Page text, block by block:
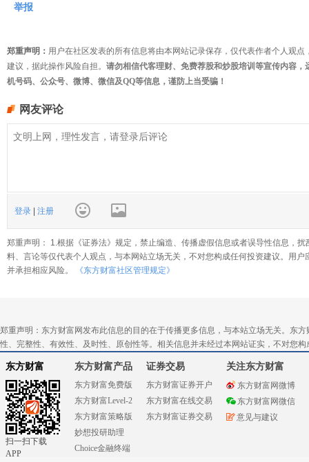
举报
郑重声明： 用户在社区发表的所有信息将由本网站记录保存，仅代表作者个人观
建议，据此操作风险自担。 请勿相信代客理财、免费荐股和炒股培训等宣传内容
机号码、公众号、微博、微信及QQ等信息，谨防上当受骗！
网友评论
登录 | 注册
郑重声明： 1.根据《证券法》规定，禁止编造、传播虚假信息或者误导性信息，
料、言论等仅代表个人观点，与本网站立场无关，不对您构成任何投资建议。用
并承担相应风险。
《东方财富社区管理规定》
郑重声明：东方财富网发布此信息的目的在于传播更多信息，与本站立场无关。东
性、完整性、有效性、及时性、原创性等。相关信息并未经过本网站证实，不对您
东方财富
扫一扫下载
APP
东方财富产品
东方财富免费版
东方财富Level-2
东方财富策略版
妙想投研助理
Choice金融终端
证券交易
东方财富证券开户
东方财富在线交易
东方财富证券交易
关注东方财富
东方财富网微博
东方财富网微信
意见与建议